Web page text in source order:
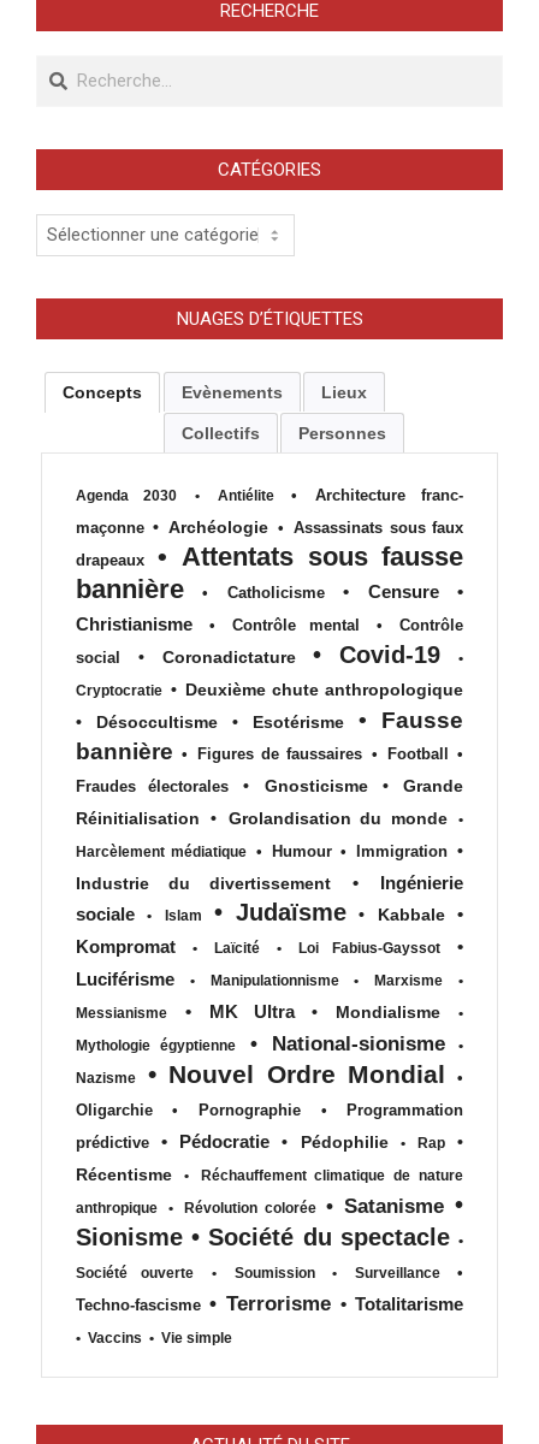
RECHERCHE
Recherche
CATÉGORIES
Catégories
NUAGES D’ÉTIQUETTES
Concepts Evènements Lieux
Collectifs Personnes
Agenda 2030 • Antiélite •
Architecture franc-
maçonne • Archéologie • Assassinats sous faux
drapeaux
• Attentats sous fausse
bannière
• Catholicisme • Censure
•
Christianisme
• Contrôle mental •
Contrôle
social
• Coronadictature • Covid-19
•
Cryptocratie • Deuxième chute anthropologique
•
Désoccultisme • Esotérisme •
Fausse
bannière • Figures de faussaires • Football
•
Fraudes électorales
• Gnosticisme •
Grande
Réinitialisation
• Grolandisation du monde
•
Harcèlement médiatique • Humour • Immigration •
Industrie du divertissement
•
Ingénierie
sociale
• Islam • Judaïsme • Kabbale
•
Kompromat
• Laïcité • Loi Fabius-Gayssot
•
Luciférisme
• Manipulationnisme • Marxisme
•
Messianisme
• MK Ultra • Mondialisme
•
Mythologie égyptienne
• National-sionisme
•
Nazisme
• Nouvel Ordre Mondial
•
Oligarchie
• Pornographie •
Programmation
prédictive
• Pédocratie • Pédophilie • Rap
•
Récentisme
•
Réchauffement climatique de nature
anthropique
• Révolution colorée • Satanisme •
Sionisme • Société du spectacle •
Société ouverte
• Soumission • Surveillance
•
Techno-fascisme • Terrorisme • Totalitarisme
• Vaccins • Vie simple